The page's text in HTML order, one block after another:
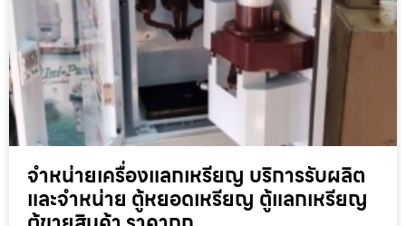
จำหน่ายเครื่องแลกเหรียญ บริการรับผลิต
และจำหน่าย ตู้หยอดเหรียญ ตู้แลกเหรียญ